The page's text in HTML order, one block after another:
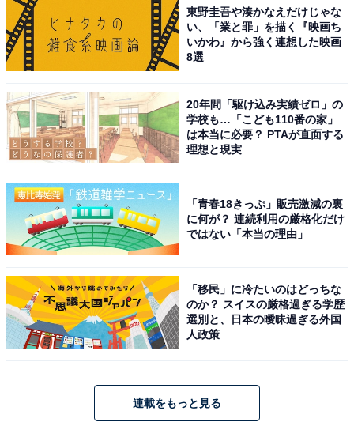
供の頃に赤髪の海賊・シャンクスから預かった麦わら帽
子がトレードマークで、夢は〝偉大なる航路〟（グラン
ドライン）を制覇し、〝海賊王〟になること。そんな自
由で仲間想いの海賊ルフィーに、菅田将暉さんの個性的
な雰囲気がぴったりと感じるファンも多いようです。
「ルフィを演じられそうなのは菅田将暉しかいないと思
う」「やんちゃな感じと夢を語るところがはまり役だと
思う」などの回答理由が聞かれました。
東野圭吾や湊かなえだけじゃな
い、「業と罪」を描く『映画ち
いかわ』から強く連想した映画
8選
20年間「駆け込み実績ゼロ」の
学校も…「こども110番の家」
は本当に必要？ PTAが直面する
理想と現実
「青春18きっぷ」販売激減の裏
に何が？ 連続利用の厳格化だけ
ではない「本当の理由」
「移民」に冷たいのはどっちな
のか？ スイスの厳格過ぎる学歴
選別と、日本の曖昧過ぎる外国
人政策
連載をもっと見る